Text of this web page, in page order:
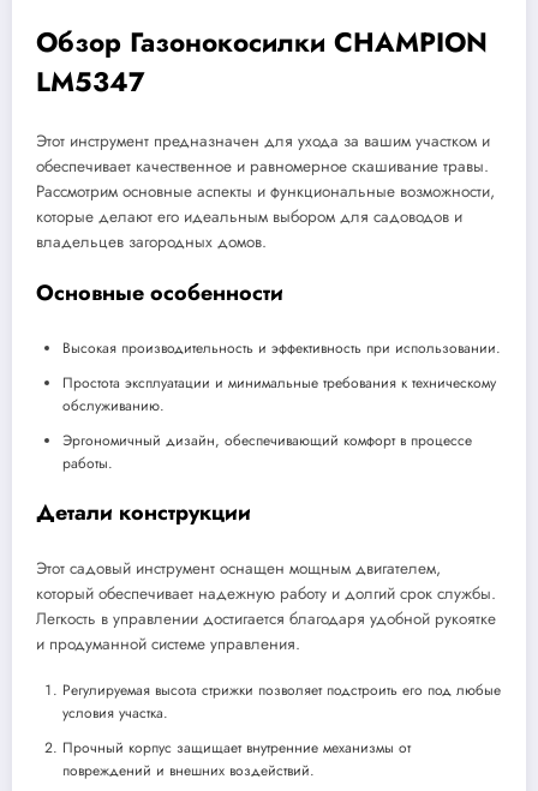
Обзор Газонокосилки CHAMPION
LM5347
Этот инструмент предназначен для ухода за вашим участком и
обеспечивает качественное и равномерное скашивание травы.
Рассмотрим основные аспекты и функциональные возможности,
которые делают его идеальным выбором для садоводов и
владельцев загородных домов.
Основные особенности
Высокая производительность и эффективность при использовании.
Простота эксплуатации и минимальные требования к техническому
обслуживанию.
Эргономичный дизайн, обеспечивающий комфорт в процессе
работы.
Детали конструкции
Этот садовый инструмент оснащен мощным двигателем,
который обеспечивает надежную работу и долгий срок службы.
Легкость в управлении достигается благодаря удобной рукоятке
и продуманной системе управления.
Регулируемая высота стрижки позволяет подстроить его под любые
условия участка.
Прочный корпус защищает внутренние механизмы от
повреждений и внешних воздействий.